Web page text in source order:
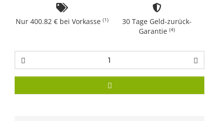
Nur 400.82 € bei Vorkasse (1)
30 Tage Geld-zurück-
Garantie (4)